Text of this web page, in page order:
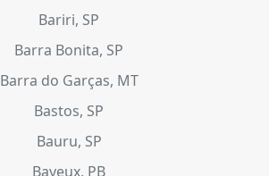
Bariri, SP
Barra Bonita, SP
Barra do Garças, MT
Bastos, SP
Bauru, SP
Bayeux, PB